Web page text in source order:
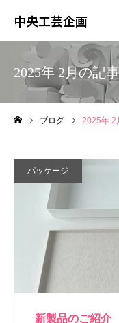
中央工芸企画
2025年 2月の記
ブログ 2025年 2
パッケージ
新製品のご紹介